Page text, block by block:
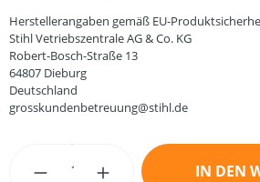
Herstellerangaben gemäß EU-
Stihl Vetriebszentrale AG & Co. KG
Robert-Bosch-Straße 13
64807 Dieburg
Deutschland
grosskundenbetreuung@stihl.de
Produkt Anzahl: Gib den
IN DEN